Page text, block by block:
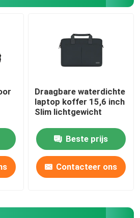
Bag
Draagbare waterdichte
laptop koffer 15,6 inch
Slim lichtgewicht
Beste prijs
Contacteer ons